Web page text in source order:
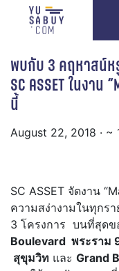
พบกับ 3 คฤหาสน์ห
SC ASSET ในงาน
นี้
August 22, 2018 · ~
SC ASSET จัดงาน
ความสง่างามในทุกร
3 โครงการ บนที่สุดข
Boulevard พระราม
สุขุมวิท และ Grand